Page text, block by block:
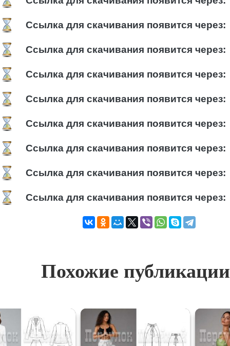
Ссылка для скачивания появится через:
Ссылка для скачивания появится через:
Ссылка для скачивания появится через:
Ссылка для скачивания появится через:
Ссылка для скачивания появится через:
Ссылка для скачивания появится через:
Ссылка для скачивания появится через:
Ссылка для скачивания появится через:
Похожие публикации